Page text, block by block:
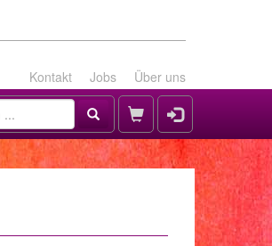
Kontakt Jobs Über uns